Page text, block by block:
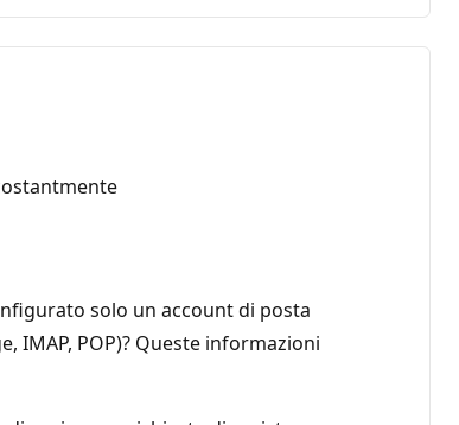
solo un account di posta
IMAP, POP)? Queste informazioni